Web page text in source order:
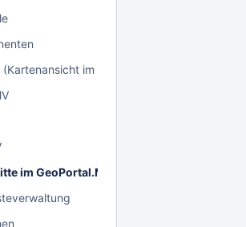
im GeoPortal.MV)
im GeoPortal.MV